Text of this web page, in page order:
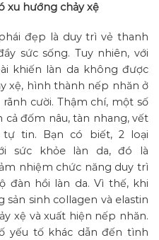
xu hướng chảy xệ
đẹp là duy trì vẻ thanh
sức sống. Tuy nhiên, với
khiến làn da không được
xệ, hình thành nếp nhăn ở
cười. Thậm chí, một số
đốm nâu, tàn nhang, vết
tin. Bạn có biết, 2 loại
sức khỏe làn da, đó là
nhiệm chức năng duy trì
đàn hồi làn da. Vì thế, khi
sản sinh collagen và elastin
xệ và xuất hiện nếp nhăn.
yếu tố khác dẫn đến tình